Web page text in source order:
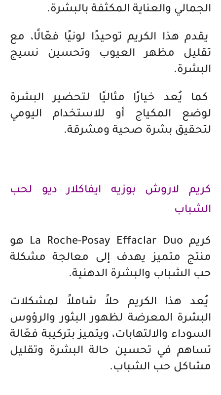
الجمالي والعناية المكثفة بالبشرة.
يقدم هذا الكريم توحيدًا لونيًا فعّالًا، مع
تقليل مظهر العيوب وتحسين نسيج
البشرة.
كما يُعد خيارًا مثاليًا لتحضير البشرة
لوضع المكياج أو للاستخدام اليومي
لتحقيق بشرة صحية ومشرقة.
كريم لاروش بوزيه ايفاكلار ديو لحب
الشباب
كريم La Roche-Posay Effaclar Duo هو
منتج متميز يهدف إلى معالجة مشكلة
حب الشباب والبشرة الدهنية.
يُعد هذا الكريم حلاً شاملاً لمشكلات
البشرة المعرضة لظهور البثور والرؤوس
السوداء والالتهابات، ويتميز بتركيبة فعّالة
تساهم في تحسين حالة البشرة وتقليل
مشاكل حب الشباب.